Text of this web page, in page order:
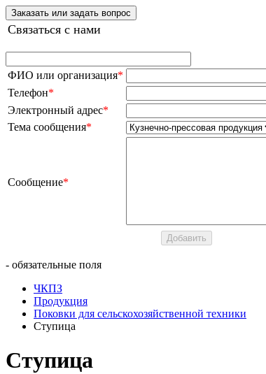
Заказать или задать вопрос
Связаться с нами
ФИО или организация*
Телефон*
Электронный адрес*
Тема сообщения*
Сообщение*
- обязательные поля
ЧКПЗ
Продукция
Поковки для сельскохозяйственной техники
Ступица
Ступица